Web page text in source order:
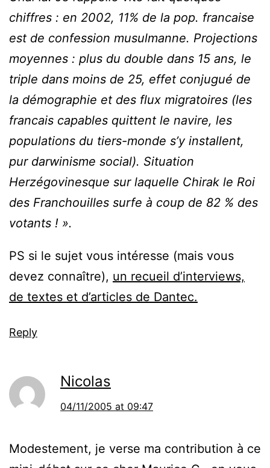
chiffres : en 2002, 11% de la pop. francaise
est de confession musulmanne. Projections
moyennes : plus du double dans 15 ans, le
triple dans moins de 25, effet conjugué de
la démographie et des flux migratoires (les
francais capables quittent le navire, les
populations du tiers-monde s’y installent,
pur darwinisme social). Situation
Herzégovinesque sur laquelle Chirak le Roi
des Franchouilles surfe à coup de 82 % des
votants ! ».
PS si le sujet vous intéresse (mais vous
devez connaître), un recueil d’interviews,
de textes et d’articles de Dantec.
Reply
Nicolas
04/11/2005 at 09:47
Modestement, je verse ma contribution à ce